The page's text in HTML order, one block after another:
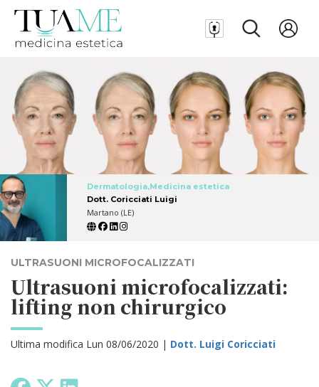
Dermatologia,Medicina estetica
Dott. Coricciati Luigi
Martano (LE)
ULTRASUONI MICROFOCALIZZATI
Ultrasuoni microfocalizzati:
lifting non chirurgico
Ultima modifica Lun 08/06/2020 | Dott. Luigi Coricciati